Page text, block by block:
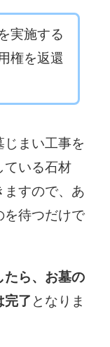
8501 三
池田町シン
72-7600
町役場
上勝町大字
字下横峯3-1
46-0111
3395 名
神山町神領
実施する
権を返還
まい工事を
ている石材
ますので、あ
を待つだけで
たら、お墓の
完了 となりま